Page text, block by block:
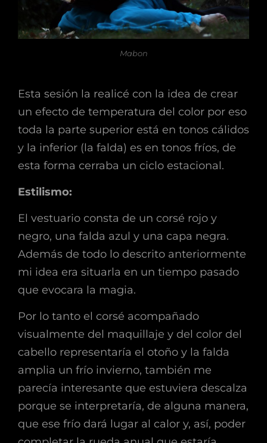
Mabon
Esta sesión la realicé con la idea de crear
un efecto de temperatura del color por eso
toda la parte superior está en tonos cálidos
y la inferior (la falda) es en tonos fríos, de
esta forma cerraba un ciclo estacional.
Estilismo:
El vestuario consta de un corsé rojo y
negro, una falda azul y una capa negra.
Además de todo lo descrito anteriormente
mi idea era situarla en un tiempo pasado
que evocara la magia.
Por lo tanto el corsé acompañado
visualmente del maquillaje y del color del
cabello representaría el otoño y la falda
amplia un frío invierno, también me
parecía interesante que estuviera descalza
porque se interpretaría, de alguna manera,
que ese frío dará lugar al calor y, así, poder